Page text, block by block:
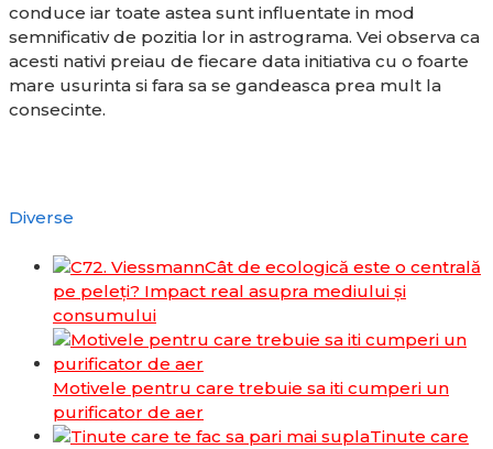
conduce iar toate astea sunt influentate in mod
semnificativ de pozitia lor in astrograma. Vei observa ca
acesti nativi preiau de fiecare data initiativa cu o foarte
mare usurinta si fara sa se gandeasca prea mult la
consecinte.
Diverse
Cât de ecologică este o centrală
pe peleți? Impact real asupra mediului și
consumului
Motivele pentru care trebuie sa iti cumperi un
purificator de aer
Tinute care